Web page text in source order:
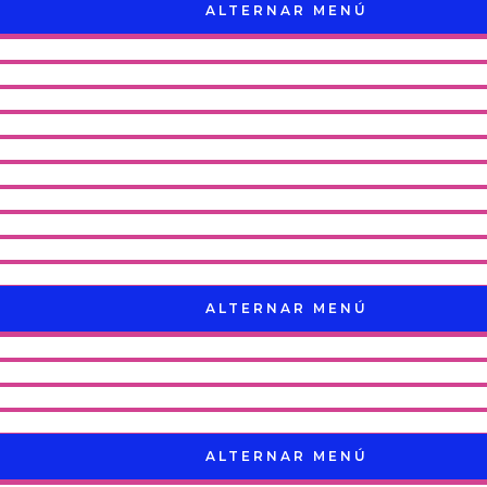
ALTERNAR MENÚ
ALTERNAR MENÚ
ALTERNAR MENÚ